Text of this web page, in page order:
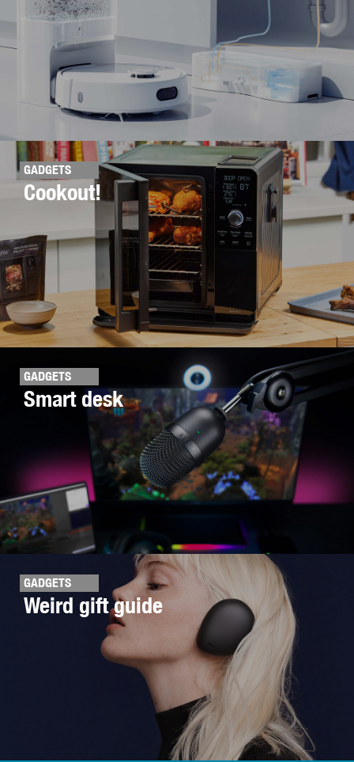
GADGETS
Cookout!
GADGETS
Smart desk
GADGETS
Weird gift guide